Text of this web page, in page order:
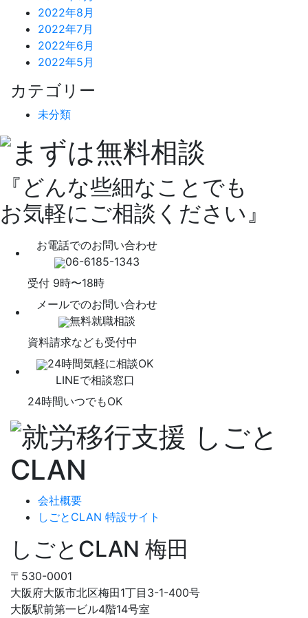
2022年8月
2022年7月
2022年6月
2022年5月
カテゴリー
未分類
『どんな些細なことでも
お気軽にご相談ください』
お電話でのお問い合わせ
06-6185-1343
受付 9時〜18時
メールでのお問い合わせ
無料就職相談
資料請求なども受付中
24時間気軽に相談OK
LINEで相談窓口
24時間いつでもOK
会社概要
しごとCLAN 特設サイト
しごとCLAN 梅田
〒530-0001
大阪府大阪市北区梅田1丁目3-1-400号
大阪駅前第一ビル4階14号室